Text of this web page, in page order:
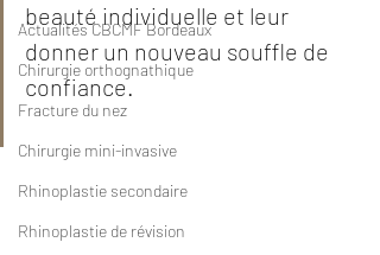
Actualités CBCMF Bordeaux
Chirurgie orthognathique
Fracture du nez
Chirurgie mini-invasive
Rhinoplastie secondaire
Rhinoplastie de révision
beauté individuelle et leur
donner un nouveau souffle de
confiance.